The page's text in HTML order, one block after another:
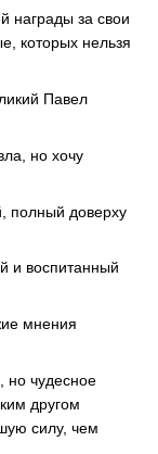
награды за свои
которых нельзя
Павел
но хочу
полный доверху
и воспитанный
мнения
но чудесное
другом
силу, чем